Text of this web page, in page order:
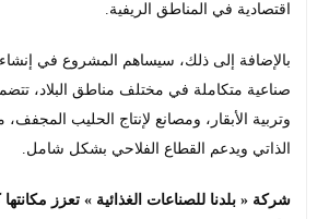
اقتصادية في المناطق الريفية.
بالإضافة إلى ذلك، سيساهم المشروع في
صناعية متكاملة في مختلف مناطق البلاد،
وتربية الأبقار، ومصانع لإنتاج الحليب المجفف،
الذاتي ويدعم القطاع الفلاحي بشكل شامل.
شركة « بلدنا للصناعات الغذائية » تعزز